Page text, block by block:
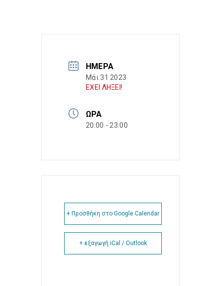
ΗΜΈΡΑ
Μάι 31 2023
ΕΧΕΙ ΛΗΞΕΙ!
ΏΡΑ
20:00 - 23:00
+ Προσθήκη στο Google Calendar
+ εξαγωγή iCal / Outlook